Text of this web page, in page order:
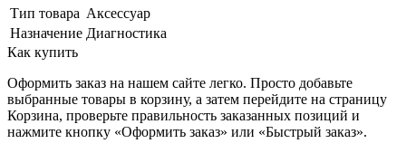
Тип товара Аксессуар
Назначение Диагностика
Как купить
Оформить заказ на нашем сайте легко. Просто добавьте
выбранные товары в корзину, а затем перейдите на страницу
Корзина, проверьте правильность заказанных позиций и
нажмите кнопку «Оформить заказ» или «Быстрый заказ».